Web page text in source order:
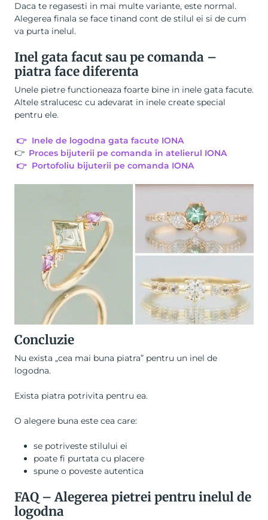
Daca te regasesti in mai multe variante, este normal.
Alegerea finala se face tinand cont de stilul ei si de cum
va purta inelul.
Inel gata facut sau pe comanda –
piatra face diferenta
Unele pietre functioneaza foarte bine in inele gata facute.
Altele stralucesc cu adevarat in inele create special
pentru ele.
👉 Inele de logodna gata facute IONA
👉 Proces bijuterii pe comanda in atelierul IONA
👉 Portofoliu bijuterii pe comanda IONA
Concluzie
Nu exista „cea mai buna piatra” pentru un inel de
logodna.
Exista piatra potrivita pentru ea.
O alegere buna este cea care:
se potriveste stilului ei
poate fi purtata cu placere
spune o poveste autentica
FAQ – Alegerea pietrei pentru inelul de
logodna